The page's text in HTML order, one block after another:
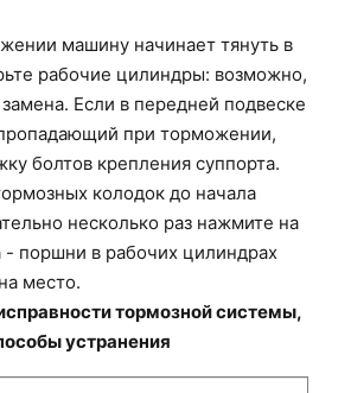
машину начинает тянуть в
рабочие цилиндры: возможно,
Если в передней подвеске
при торможении,
болтов крепления суппорта.
колодок до начала
несколько раз нажмите на
- поршни в рабочих цилиндрах
место.
тормозной системы,
устранения